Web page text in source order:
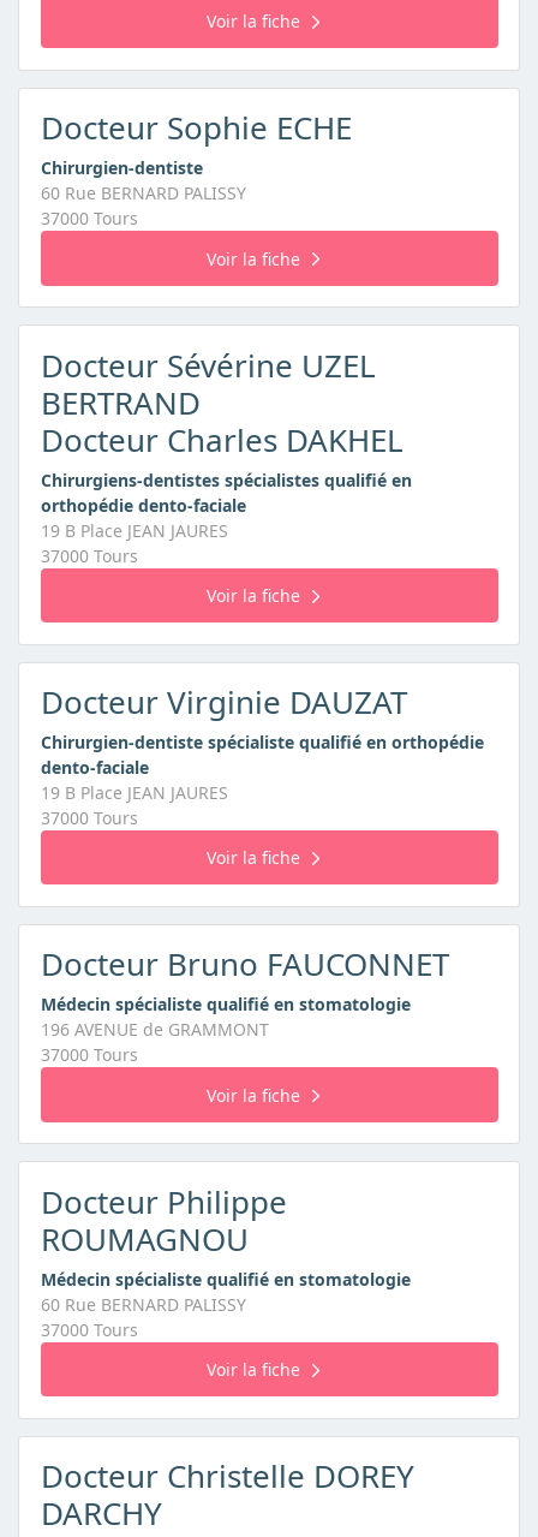
Voir la fiche
Docteur Sophie ECHE
Chirurgien-dentiste
60 Rue BERNARD PALISSY
37000 Tours
Voir la fiche
Docteur Sévérine UZEL
BERTRAND
Docteur Charles DAKHEL
Chirurgiens-dentistes spécialistes qualifié en
orthopédie dento-faciale
19 B Place JEAN JAURES
37000 Tours
Voir la fiche
Docteur Virginie DAUZAT
Chirurgien-dentiste spécialiste qualifié en orthopédie
dento-faciale
19 B Place JEAN JAURES
37000 Tours
Voir la fiche
Docteur Bruno FAUCONNET
Médecin spécialiste qualifié en stomatologie
196 AVENUE de GRAMMONT
37000 Tours
Voir la fiche
Docteur Philippe
ROUMAGNOU
Médecin spécialiste qualifié en stomatologie
60 Rue BERNARD PALISSY
37000 Tours
Voir la fiche
Docteur Christelle DOREY
DARCHY